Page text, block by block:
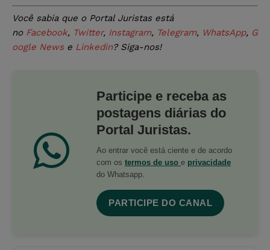
Você sabia que o Portal Juristas está
no Facebook, Twitter, Instagram, Telegram, WhatsApp, G
oogle Newse Linkedin? Siga-nos!
Participe e receba as
postagens diárias do
Portal Juristas.
Ao entrar você está ciente e de acordo
com os termos de uso e privacidade
do Whatsapp.
PARTICIPE DO CANAL